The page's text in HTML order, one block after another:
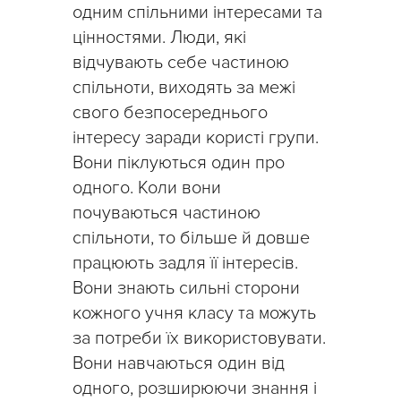
одним спільними інтересами та
цінностями. Люди, які
відчувають себе частиною
спільноти, виходять за межі
свого безпосереднього
інтересу заради користі групи.
Вони піклуються один про
одного. Коли вони
почуваються частиною
спільноти, то більше й довше
працюють задля її інтересів.
Вони знають сильні сторони
кожного учня класу та можуть
за потреби їх використовувати.
Вони навчаються один від
одного, розширюючи знання і